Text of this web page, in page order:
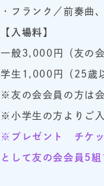
・フランク／前奏曲
【入場料】
一般3,000円（友の
学生1,000円（25歳
※友の会会員の方は
※小学生の方よりご
※プレゼント チケッ
として友の会会員5